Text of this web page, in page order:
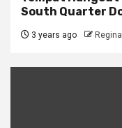
South Quarter
3 years ago